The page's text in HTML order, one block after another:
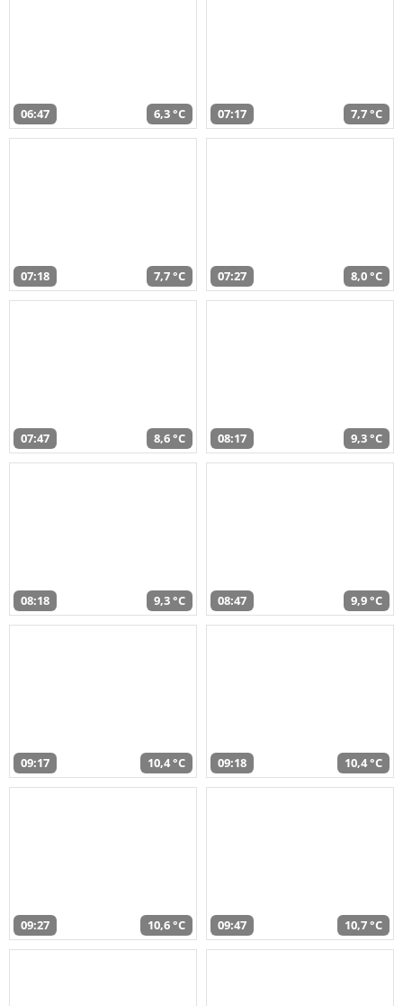
06:47 6,3 °C 07:17 7,7 °C
07:18 7,7 °C 07:27 8,0 °C
07:47 8,6 °C 08:17 9,3 °C
08:18 9,3 °C 08:47 9,9 °C
09:17 10,4 °C 09:18 10,4 °C
09:27 10,6 °C 09:47 10,7 °C